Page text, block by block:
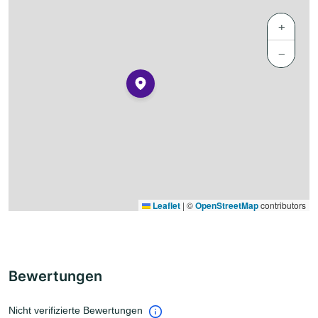
+
−
Leaflet | ©OpenStreetMapcontributors
Bewertungen
Nicht verifizierte Bewertungen